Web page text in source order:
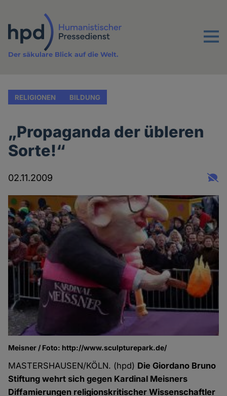
Inhalt
Menu
Der säkulare Blick auf die Welt.
RELIGIONEN BILDUNG
„Propaganda der übleren
Sorte!“
02.11.2009
Meisner / Foto: http://www.sculpturepark.de/
MASTERSHAUSEN/KÖLN. (hpd) Die Giordano Bruno
Stiftung wehrt sich gegen Kardinal Meisners
Diffamierungen religionskritischer Wissenschaftler